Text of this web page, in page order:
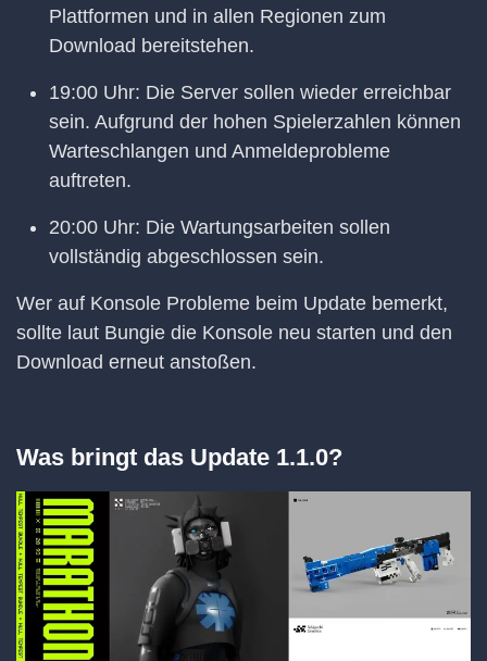
Plattformen und in allen Regionen zum
Download bereitstehen.
19:00 Uhr: Die Server sollen wieder erreichbar
sein. Aufgrund der hohen Spielerzahlen können
Warteschlangen und Anmeldeprobleme
auftreten.
20:00 Uhr: Die Wartungsarbeiten sollen
vollständig abgeschlossen sein.
Wer auf Konsole Probleme beim Update bemerkt,
sollte laut Bungie die Konsole neu starten und den
Download erneut anstoßen.
Was bringt das Update 1.1.0?